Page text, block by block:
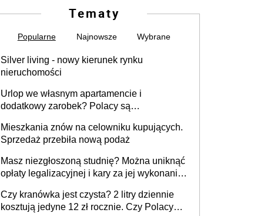
Tematy
Popularne Najnowsze Wybrane
Silver living - nowy kierunek rynku
nieruchomości
Urlop we własnym apartamencie i
dodatkowy zarobek? Polacy są
Mieszkania znów na celowniku kupujących.
Sprzedaż przebiła nową podaż
Masz niezgłoszoną studnię? Można uniknąć
opłaty legalizacyjnej i kary za jej wykonanie,
Czy kranówka jest czysta? 2 litry dziennie
kosztują jedyne 12 zł rocznie. Czy Polacy